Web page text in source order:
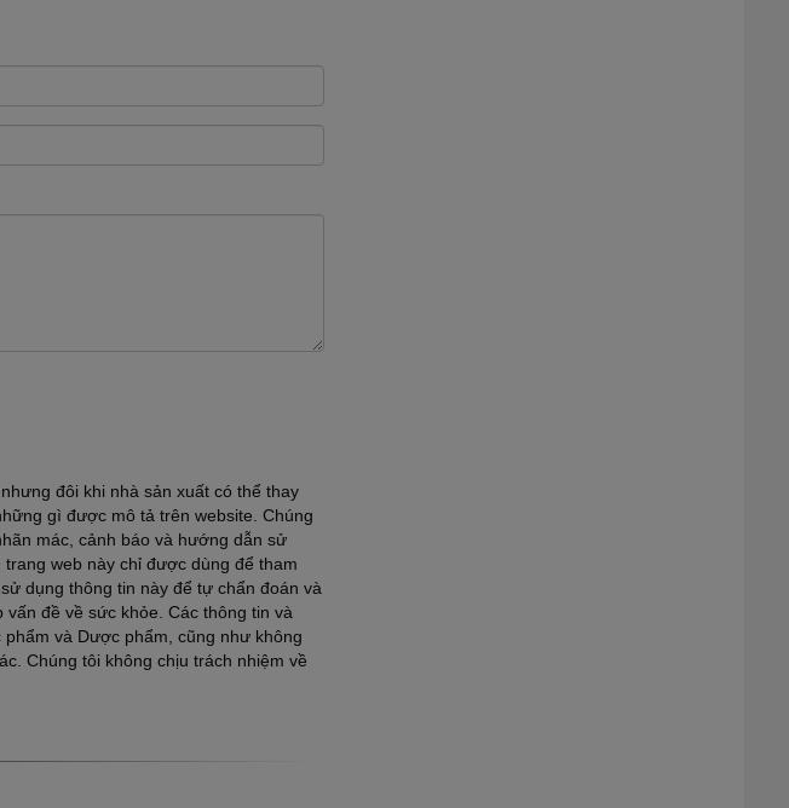
đôi khi nhà sản xuất có thể thay
gì được mô tả trên website. Chúng
mác, cảnh báo và hướng dẫn sử
web này chỉ được dùng để tham
dụng thông tin này để tự chẩn đoán và
đề về sức khỏe. Các thông tin và
và Dược phẩm, cũng như không
Chúng tôi không chịu trách nhiệm về